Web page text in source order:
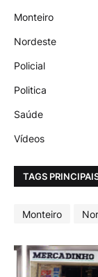
Monteiro
Nordeste
Policial
Politica
Saúde
Vídeos
TAGS
Monteiro